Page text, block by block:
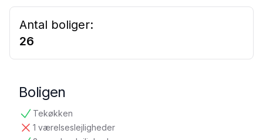
Antal boliger:
26
Boligen
Tekøkken
tilgængelig
1 værelseslejligheder
ikke tilgængelig